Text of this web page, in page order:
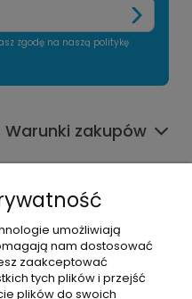
zgodę na naszą politykę
Warunki zakupów
o sklepie
Moje konto
Pomoc
umożliwiają
nam dostosować
zaakceptować
tych plików i przejść
plików do swoich